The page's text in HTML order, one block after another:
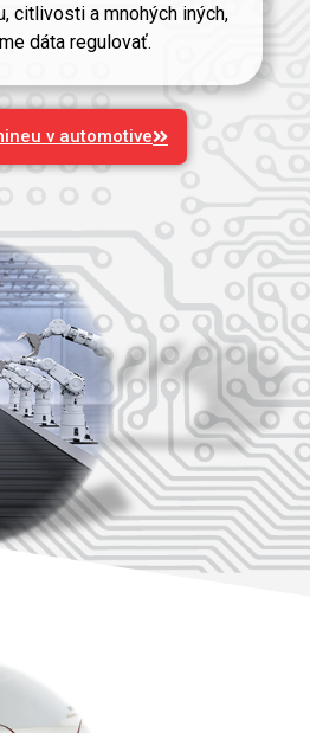
citlivosti a mnohých iných,
dáta regulovať.
v automotive